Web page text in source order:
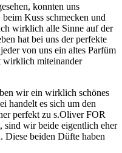
konnten uns
Kuss schmecken und
wirklich alle Sinne auf der
hat bei uns der perfekte
von uns ein altes Parfüm
wirklich miteinander
wir ein wirklich schönes
handelt es sich um den
perfekt zu s.Oliver FOR
sind wir beide eigentlich eher
Diese beiden Düfte haben